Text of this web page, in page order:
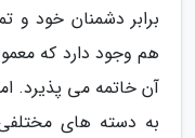
برابر دشمنان خود و
هم وجود دارد که
آن خاتمه می پذیرد.
به دسته های